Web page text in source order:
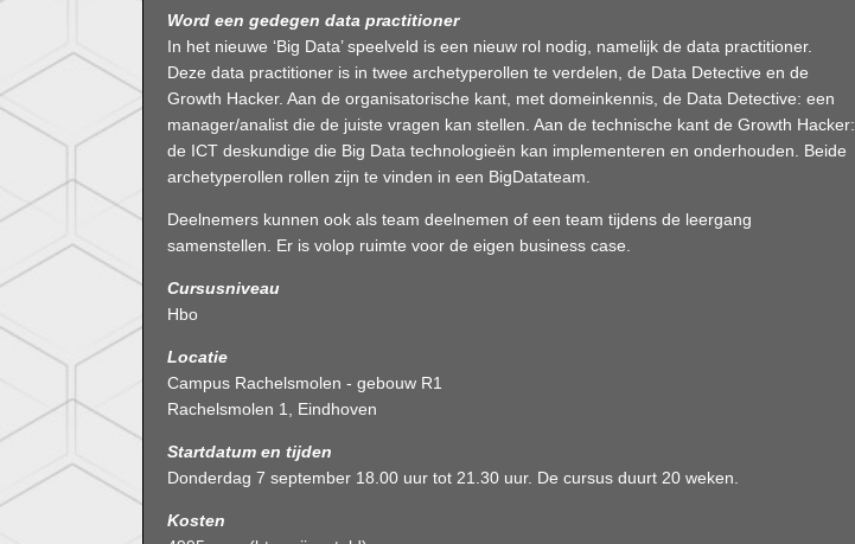
Word een gedegen data practitioner
In het nieuwe ‘Big Data’ speelveld is een nieuw rol nodig, namelijk de data practitioner.
Deze data practitioner is in twee archetyperollen te verdelen, de Data Detective en de
Growth Hacker. Aan de organisatorische kant, met domeinkennis, de Data Detective: een
manager/analist die de juiste vragen kan stellen. Aan de technische kant de Growth Hacker:
de ICT deskundige die Big Data technologieën kan implementeren en onderhouden. Beide
archetyperollen rollen zijn te vinden in een BigDatateam.
Deelnemers kunnen ook als team deelnemen of een team tijdens de leergang
samenstellen. Er is volop ruimte voor de eigen business case.
Cursusniveau
Hbo
Locatie
Campus Rachelsmolen - gebouw R1
Rachelsmolen 1, Eindhoven
Startdatum en tijden
Donderdag 7 september 18.00 uur tot 21.30 uur. De cursus duurt 20 weken.
Kosten